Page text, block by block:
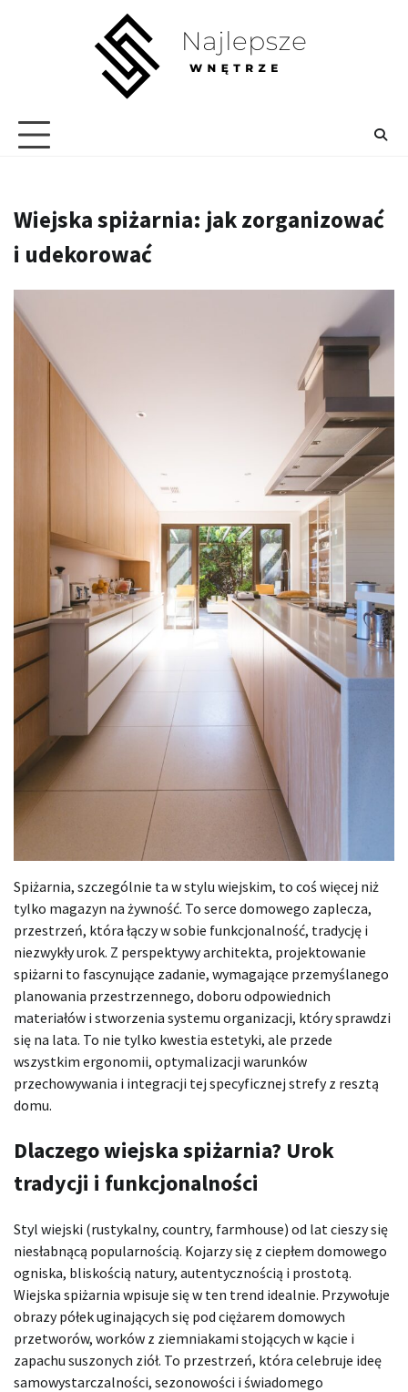
Wiejska spiżarnia: jak zorganizować
i udekorować
Spiżarnia, szczególnie ta w stylu wiejskim, to coś więcej niż
tylko magazyn na żywność. To serce domowego zaplecza,
przestrzeń, która łączy w sobie funkcjonalność, tradycję i
niezwykły urok. Z perspektywy architekta, projektowanie
spiżarni to fascynujące zadanie, wymagające przemyślanego
planowania przestrzennego, doboru odpowiednich
materiałów i stworzenia systemu organizacji, który sprawdzi
się na lata. To nie tylko kwestia estetyki, ale przede
wszystkim ergonomii, optymalizacji warunków
przechowywania i integracji tej specyficznej strefy z resztą
domu.
Dlaczego wiejska spiżarnia? Urok
tradycji i funkcjonalności
Styl wiejski (rustykalny, country, farmhouse) od lat cieszy się
niesłabnącą popularnością. Kojarzy się z ciepłem domowego
ogniska, bliskością natury, autentycznością i prostotą.
Wiejska spiżarnia wpisuje się w ten trend idealnie. Przywołuje
obrazy półek uginających się pod ciężarem domowych
przetworów, worków z ziemniakami stojących w kącie i
zapachu suszonych ziół. To przestrzeń, która celebruje ideę
samowystarczalności, sezonowości i świadomego